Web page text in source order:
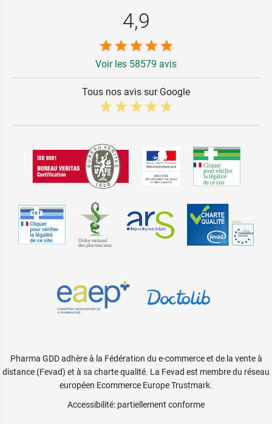
4,9
Voir les 58579 avis
Tous nos avis sur Google
Pharma GDD adhère à la Fédération du e-commerce et de la vente à
distance (Fevad) et à sa charte qualité. La Fevad est membre du réseau
européen Ecommerce Europe Trustmark.
Accessibilité: partiellement conforme